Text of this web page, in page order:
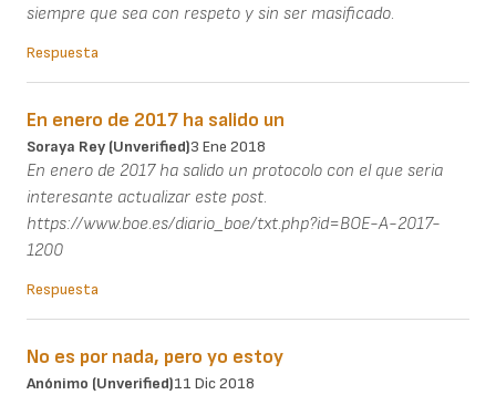
siempre que sea con respeto y sin ser masificado.
Respuesta
En enero de 2017 ha salido un
Soraya Rey (unverified)3 Ene 2018
En enero de 2017 ha salido un protocolo con el que seria
interesante actualizar este post.
https://www.boe.es/diario_boe/txt.php?id=BOE-A-2017-
1200
Respuesta
No es por nada, pero yo estoy
Anónimo (unverified)11 Dic 2018